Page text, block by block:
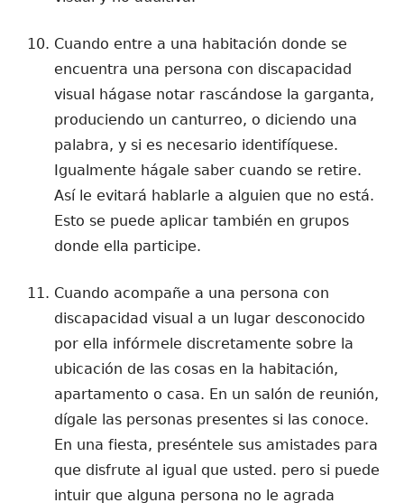
Cuando entre a una habitación donde se
encuentra una persona con discapacidad
visual hágase notar rascándose la garganta,
produciendo un canturreo, o diciendo una
palabra, y si es necesario identifíquese.
Igualmente hágale saber cuando se retire.
Así le evitará hablarle a alguien que no está.
Esto se puede aplicar también en grupos
donde ella participe.
Cuando acompañe a una persona con
discapacidad visual a un lugar desconocido
por ella infórmele discretamente sobre la
ubicación de las cosas en la habitación,
apartamento o casa. En un salón de reunión,
dígale las personas presentes si las conoce.
En una fiesta, preséntele sus amistades para
que disfrute al igual que usted. pero si puede
intuir que alguna persona no le agrada